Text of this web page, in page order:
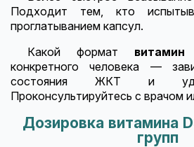
Подходит тем, кто
проглатыванием капсул.
Какой формат
конкретного человека —
состояния ЖКТ и
Проконсультируйтесь с врачом
Дозировка витамина
групп